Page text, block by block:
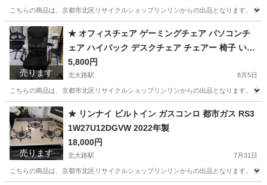
こちらの商品は、京都市北区リサイクルショップリンリンからの出品となります。
京都 京都市 北大路駅 ミラー/鏡 ミラー
売ります
★ オフィスチェア ゲーミングチェア パソコンチ
ェア ハイバック デスクチェア チェアー 椅子 いす
高さ調整 キャスター付き ワークチェア 回転チェ
ア pc パソコンチェア
5,800円
北大路駅 8月5日
こちらの商品は、京都市北区リサイクルショップリンリンからの出品となります。
京都 京都市 北大路駅 椅子 ゲーミングチェア
売ります
★ リンナイ ビルトイン ガスコンロ 都市ガス RS3
1W27U12DGVW 2022年製
18,000円
北大路駅 7月31日
こちらの商品は、京都市北区リサイクルショップリンリンからの出品となります。